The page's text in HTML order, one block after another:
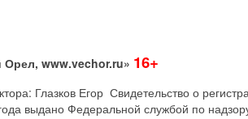
Орел, www.vechor.ru» 16+
Глазков Егор Свидетельство о
выдано Федеральной службой по